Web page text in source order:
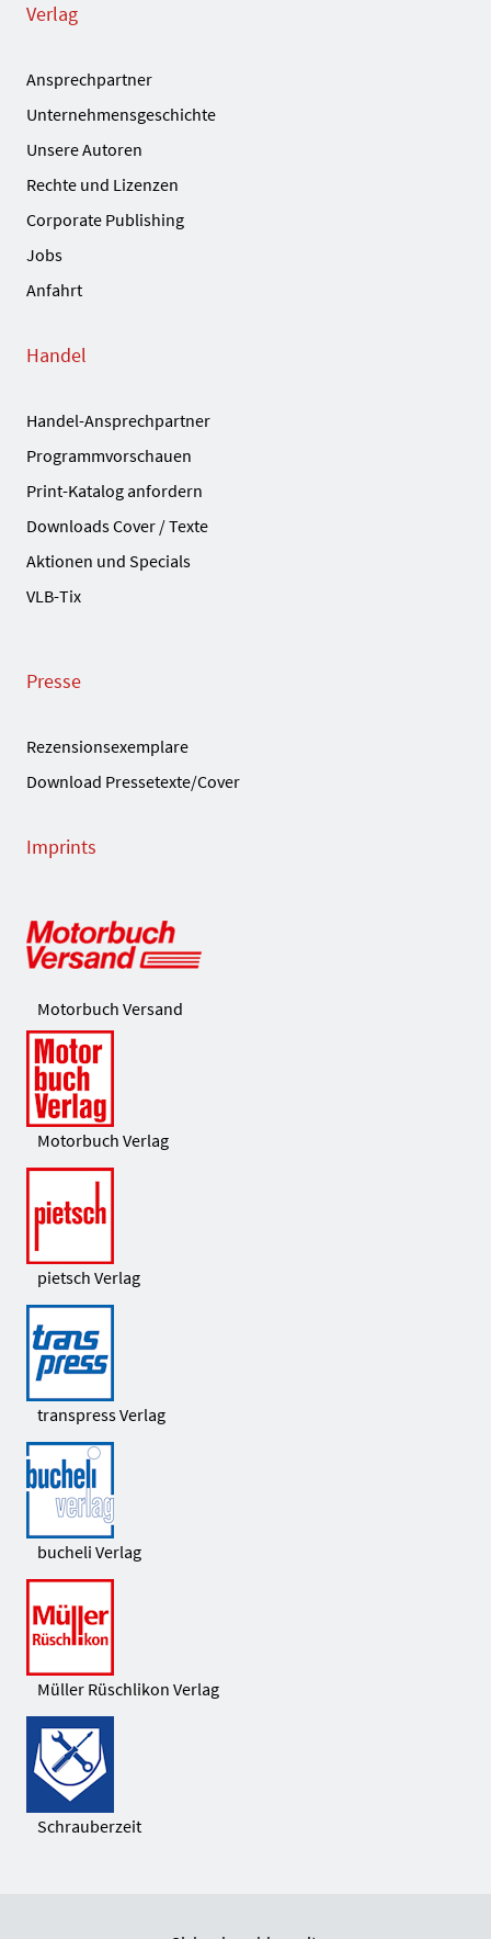
Verlag
Ansprechpartner
Unternehmensgeschichte
Unsere Autoren
Rechte und Lizenzen
Corporate Publishing
Jobs
Anfahrt
Handel
Handel-Ansprechpartner
Programmvorschauen
Print-Katalog anfordern
Downloads Cover / Texte
Aktionen und Specials
VLB-Tix
Presse
Rezensionsexemplare
Download Pressetexte/Cover
Imprints
Motorbuch Versand
Motorbuch Verlag
pietsch Verlag
transpress Verlag
bucheli Verlag
Müller Rüschlikon Verlag
Schrauberzeit